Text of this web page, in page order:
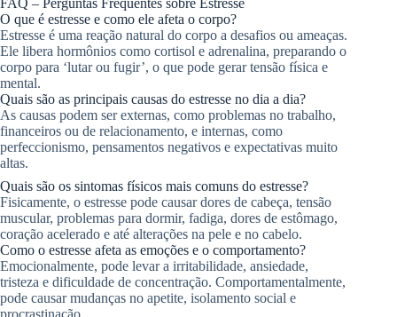
O que é estresse e como ele afeta o corpo?
Estresse é uma reação natural do corpo a desafios ou ameaças.
Ele libera hormônios como cortisol e adrenalina, preparando o
corpo para ‘lutar ou fugir’, o que pode gerar tensão física e
mental.
Quais são as principais causas do estresse no dia a dia?
As causas podem ser externas, como problemas no trabalho,
financeiros ou de relacionamento, e internas, como
perfeccionismo, pensamentos negativos e expectativas muito
altas.
Quais são os sintomas físicos mais comuns do estresse?
Fisicamente, o estresse pode causar dores de cabeça, tensão
muscular, problemas para dormir, fadiga, dores de estômago,
coração acelerado e até alterações na pele e no cabelo.
Como o estresse afeta as emoções e o comportamento?
Emocionalmente, pode levar a irritabilidade, ansiedade,
tristeza e dificuldade de concentração. Comportamentalmente,
pode causar mudanças no apetite, isolamento social e
procrastinação.